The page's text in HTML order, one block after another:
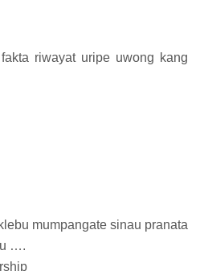
riwayat uripe uwong kang
mumpangate sinau pranata
….